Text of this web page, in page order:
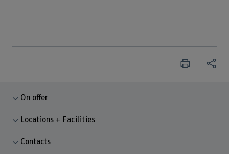
On offer
Locations + Facilities
Contacts